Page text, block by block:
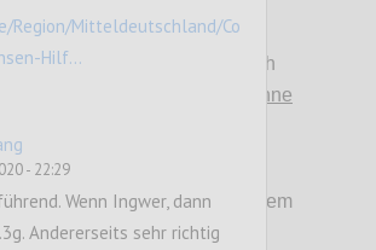
CoV-2:
unauffällig verbreitend, jedoch
abwehrbar – schon ohne
für 80%
mit hygienischem
vs.
Region/Mitteldeutschland/Co
Hilf...
- 22:29
Wenn Ingwer, dann
Andererseits sehr richtig